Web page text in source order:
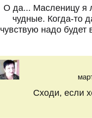
О да... Масленицу
чудные. Когда-то
чувствую надо будет
Сходи, если